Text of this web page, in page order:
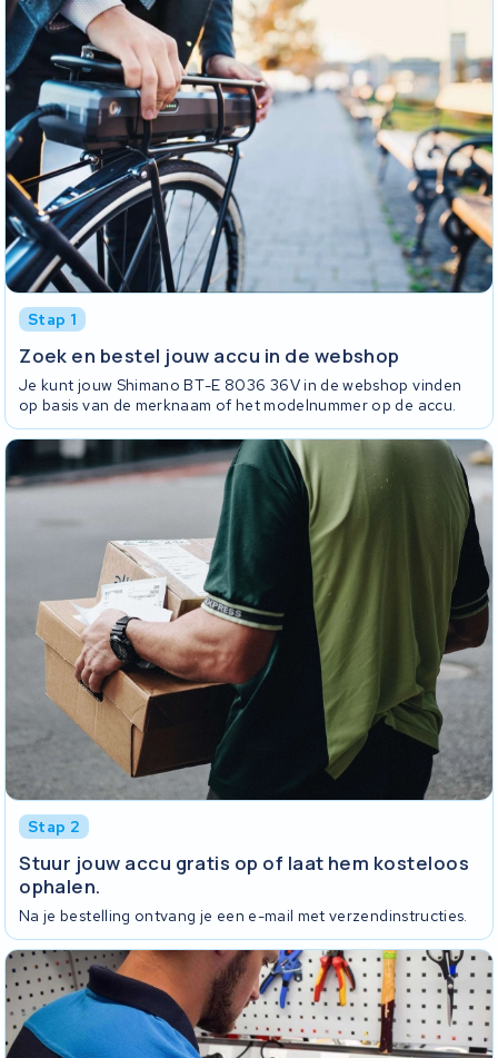
Stap 1
Zoek en bestel jouw accu in de webshop
Je kunt jouw Shimano BT-E 8036 36V in de webshop vinden
op basis van de merknaam of het modelnummer op de accu.
Stap 2
Stuur jouw accu gratis op of laat hem kosteloos
ophalen.
Na je bestelling ontvang je een e-mail met verzendinstructies.